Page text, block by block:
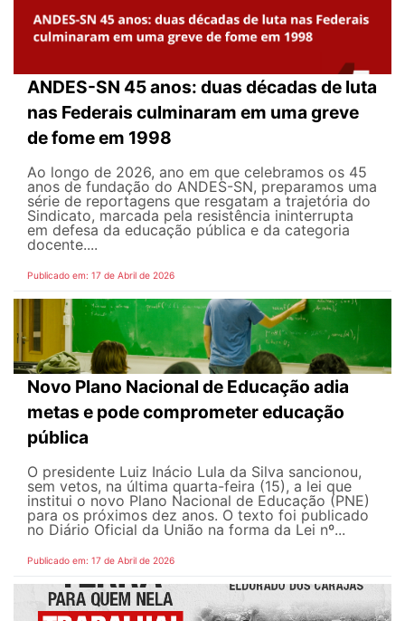
ANDES-SN 45 anos: duas décadas de luta
nas Federais culminaram em uma greve
de fome em 1998
Ao longo de 2026, ano em que celebramos os 45
anos de fundação do ANDES-SN, preparamos uma
série de reportagens que resgatam a trajetória do
Sindicato, marcada pela resistência ininterrupta
em defesa da educação pública e da categoria
docente....
Publicado em: 17 de Abril de 2026
Novo Plano Nacional de Educação adia
metas e pode comprometer educação
pública
O presidente Luiz Inácio Lula da Silva sancionou,
sem vetos, na última quarta-feira (15), a lei que
institui o novo Plano Nacional de Educação (PNE)
para os próximos dez anos. O texto foi publicado
no Diário Oficial da União na forma da Lei nº...
Publicado em: 17 de Abril de 2026